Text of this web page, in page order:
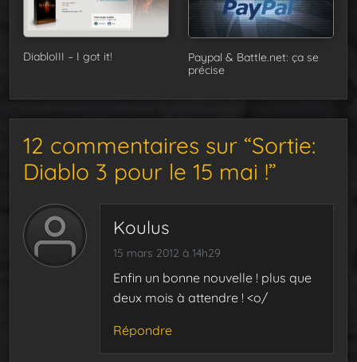
DiabloIII – I got it!
Paypal & Battle.net: ça se
précise
12 commentaires sur “Sortie:
Diablo 3 pour le 15 mai !”
Koulus
15 mars 2012 à 14h29
Enfin un bonne nouvelle ! plus que
deux mois à attendre ! <o/
Répondre